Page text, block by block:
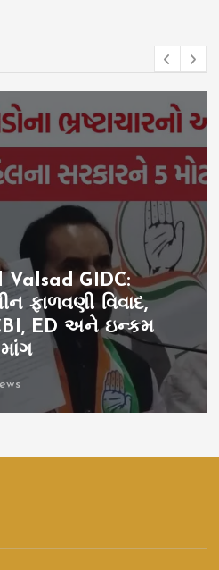
GIDC:
ફાળવણી વિવાદ,
ED અને ઇન્કમ